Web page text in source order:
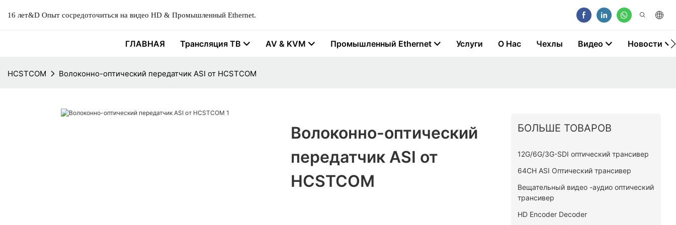
16 лет&D Опыт сосредоточиться на видео HD & Промышленный Ethernet.
ГЛАВНАЯ Трансляция ТВ AV & KVM Промышленный Ethernet Услуги О Нас Чехлы Видео Новости
HCSTCOM Волоконно-оптический передатчик ASI от HCSTCOM
Волоконно-оптический
передатчик ASI от
HCSTCOM
БОЛЬШЕ ТОВАРОВ
12G/6G/3G-SDI оптический трансивер
64CH ASI Оптический трансивер
Вещательный видео -аудио оптический
трансивер
HD Encoder Decoder